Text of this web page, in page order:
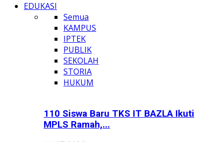
EDUKASI
Semua
KAMPUS
IPTEK
PUBLIK
SEKOLAH
STORIA
HUKUM
110 Siswa Baru TKS IT BAZLA Ikuti
MPLS Ramah,...